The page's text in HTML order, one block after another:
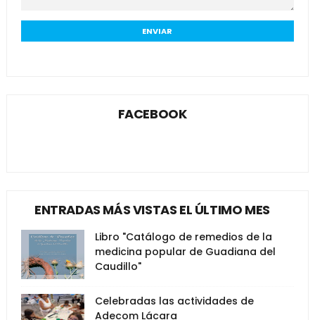
FACEBOOK
ENTRADAS MÁS VISTAS EL ÚLTIMO MES
Libro "Catálogo de remedios de la
medicina popular de Guadiana del
Caudillo"
Celebradas las actividades de
Adecom Lácara